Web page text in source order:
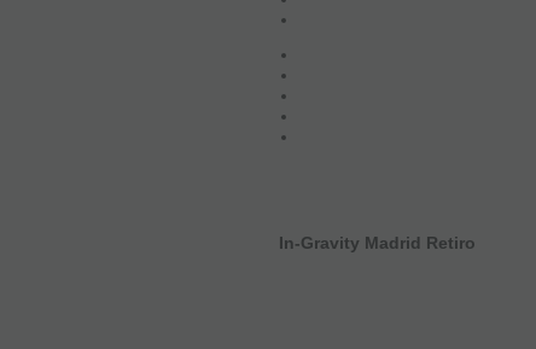
In-Gravity Madrid Retiro